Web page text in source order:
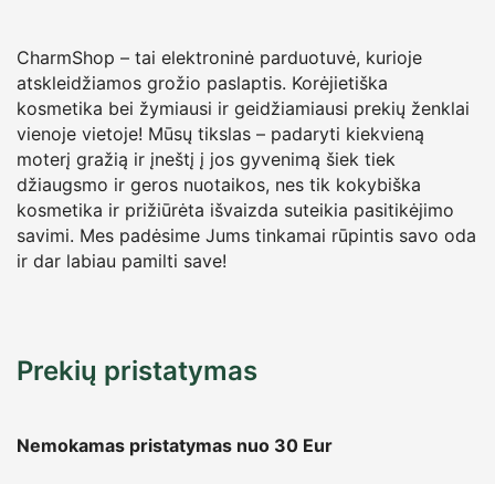
CharmShop – tai elektroninė parduotuvė, kurioje
atskleidžiamos grožio paslaptis. Korėjietiška
kosmetika bei žymiausi ir geidžiamiausi prekių ženklai
vienoje vietoje! Mūsų tikslas – padaryti kiekvieną
moterį gražią ir įneštį į jos gyvenimą šiek tiek
džiaugsmo ir geros nuotaikos, nes tik kokybiška
kosmetika ir prižiūrėta išvaizda suteikia pasitikėjimo
savimi. Mes padėsime Jums tinkamai rūpintis savo oda
ir dar labiau pamilti save!
Prekių pristatymas
Nemokamas pristatymas nuo 30 Eur